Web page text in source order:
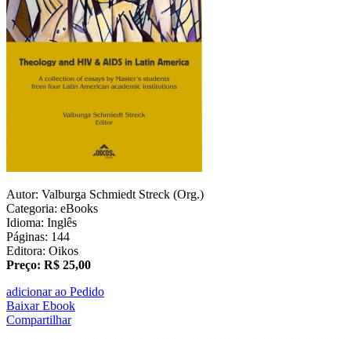
Autor: Valburga Schmiedt Streck (Org.)
Categoria: eBooks
Idioma: Inglês
Páginas: 144
Editora: Oikos
Preço: R$ 25,00
adicionar ao Pedido
Baixar Ebook
Compartilhar